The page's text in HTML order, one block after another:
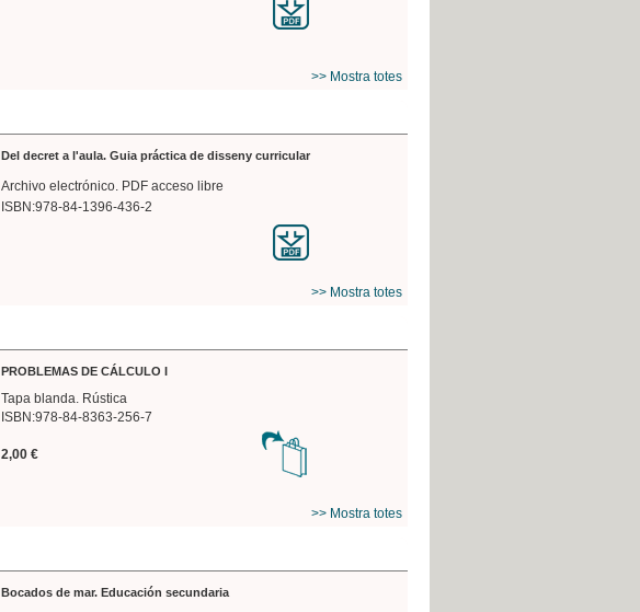
>> Mostra totes
Del decret a l'aula. Guia práctica de disseny curricular
Archivo electrónico. PDF acceso libre
ISBN:978-84-1396-436-2
>> Mostra totes
PROBLEMAS DE CÁLCULO I
Tapa blanda. Rústica
ISBN:978-84-8363-256-7
2,00 €
>> Mostra totes
Bocados de mar. Educación secundaria